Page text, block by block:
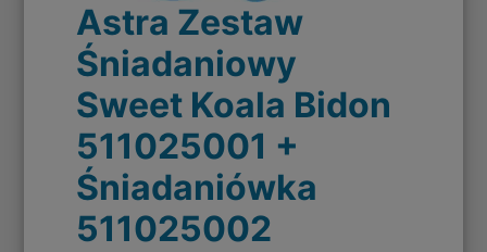
Astra Zestaw
Śniadaniowy
Sweet Koala Bidon
511025001 +
Śniadaniówka
511025002